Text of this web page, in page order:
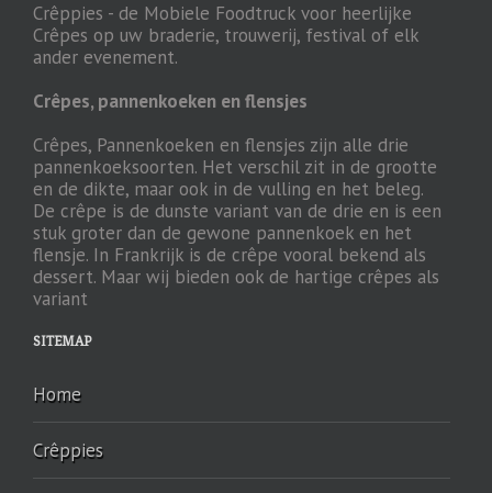
Crêppies - de Mobiele Foodtruck voor heerlijke
Crêpes op uw braderie, trouwerij, festival of elk
ander evenement.
Crêpes, pannenkoeken en flensjes
Crêpes, Pannenkoeken en flensjes zijn alle drie
pannenkoeksoorten. Het verschil zit in de grootte
en de dikte, maar ook in de vulling en het beleg.
De crêpe is de dunste variant van de drie en is een
stuk groter dan de gewone pannenkoek en het
flensje. In Frankrijk is de crêpe vooral bekend als
dessert. Maar wij bieden ook de hartige crêpes als
variant
SITEMAP
Home
Crêppies